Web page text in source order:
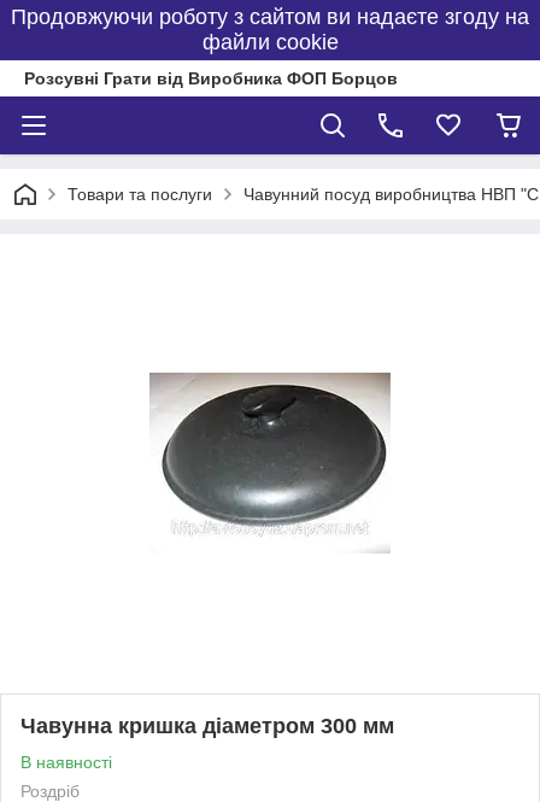
Продовжуючи роботу з сайтом ви надаєте згоду на
файли cookie
Розсувні Грати від Виробника ФОП Борцов
Товари та послуги Чавунний посуд виробництва НВП
Чавунна кришка діаметром 300 мм
В наявності
Роздріб